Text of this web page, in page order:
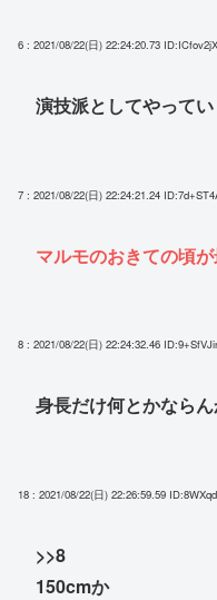
6 : 2021/08/22(日) 22:24:20.73
演技派としてやって
7 : 2021/08/22(日) 22:24:21.24
マルモのおきての頃
8 : 2021/08/22(日) 22:24:32.46
身長だけ何とかなら
18 : 2021/08/22(日) 22:26:59.59
>>8
150cmか